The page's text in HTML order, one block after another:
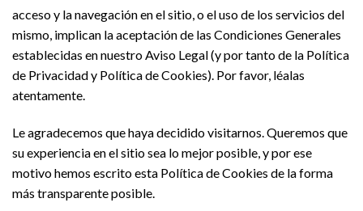
acceso y la navegación en el sitio, o el uso de los servicios del
mismo, implican la aceptación de las Condiciones Generales
establecidas en nuestro Aviso Legal (y por tanto de la Política
de Privacidad y Política de Cookies). Por favor, léalas
atentamente.
Le agradecemos que haya decidido visitarnos. Queremos que
su experiencia en el sitio sea lo mejor posible, y por ese
motivo hemos escrito esta Política de Cookies de la forma
más transparente posible.